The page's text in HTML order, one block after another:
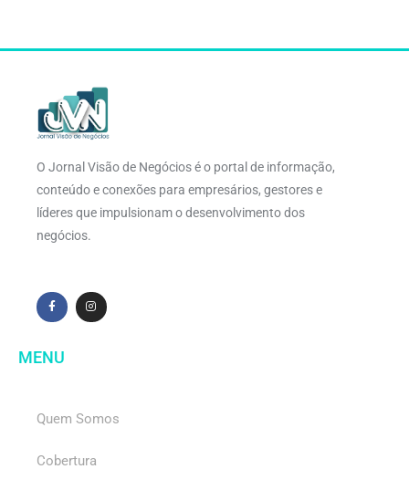
O Jornal Visão de Negócios é o portal de informação,
conteúdo e conexões para empresários, gestores e
líderes que impulsionam o desenvolvimento dos
negócios.
MENU
Quem Somos
Cobertura